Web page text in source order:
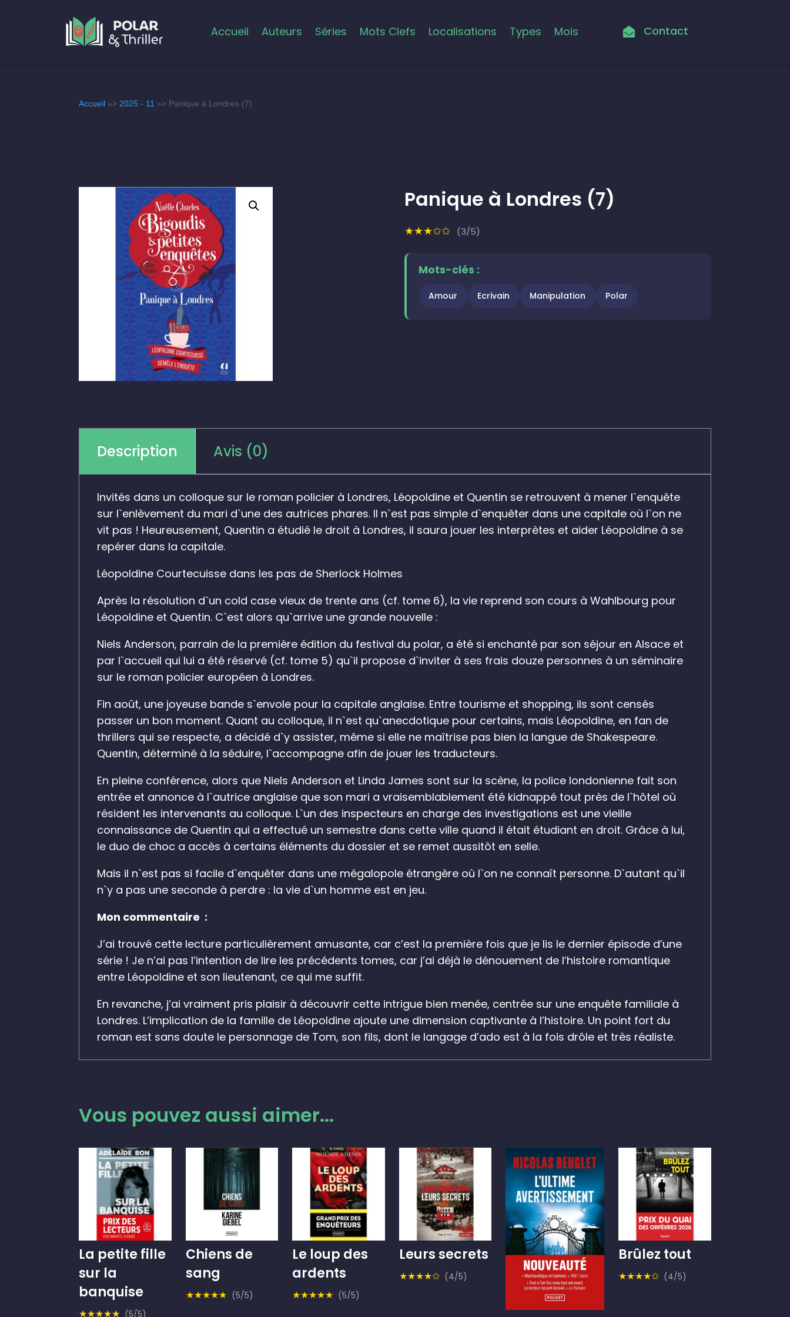
Accueil Auteurs Séries Mots Clefs Localisations Types Mois  Contact
Accueil »> 2025 - 11 »> Panique à Londres (7)
Panique à Londres (7)
★★★✩✩ (3/5)
Mots-clés :
Amour Ecrivain Manipulation Polar
Description Avis (0)
Invités dans un colloque sur le roman policier à Londres, Léopoldine et Quentin se retrouvent à mener l`enquête
sur l`enlèvement du mari d`une des autrices phares. Il n`est pas simple d`enquêter dans une capitale où l`on ne
vit pas ! Heureusement, Quentin a étudié le droit à Londres, il saura jouer les interprètes et aider Léopoldine à se
repérer dans la capitale.
Léopoldine Courtecuisse dans les pas de Sherlock Holmes
Après la résolution d`un cold case vieux de trente ans (cf. tome 6), la vie reprend son cours à Wahlbourg pour
Léopoldine et Quentin. C`est alors qu`arrive une grande nouvelle :
Niels Anderson, parrain de la première édition du festival du polar, a été si enchanté par son séjour en Alsace et
par l`accueil qui lui a été réservé (cf. tome 5) qu`il propose d`inviter à ses frais douze personnes à un séminaire
sur le roman policier européen à Londres.
Fin août, une joyeuse bande s`envole pour la capitale anglaise. Entre tourisme et shopping, ils sont censés
passer un bon moment. Quant au colloque, il n`est qu`anecdotique pour certains, mais Léopoldine, en fan de
thrillers qui se respecte, a décidé d`y assister, même si elle ne maîtrise pas bien la langue de Shakespeare.
Quentin, déterminé à la séduire, l`accompagne afin de jouer les traducteurs.
En pleine conférence, alors que Niels Anderson et Linda James sont sur la scène, la police londonienne fait son
entrée et annonce à l`autrice anglaise que son mari a vraisemblablement été kidnappé tout près de l`hôtel où
résident les intervenants au colloque. L`un des inspecteurs en charge des investigations est une vieille
connaissance de Quentin qui a effectué un semestre dans cette ville quand il était étudiant en droit. Grâce à lui,
le duo de choc a accès à certains éléments du dossier et se remet aussitôt en selle.
Mais il n`est pas si facile d`enquêter dans une mégalopole étrangère où l`on ne connaît personne. D`autant qu`il
n`y a pas une seconde à perdre : la vie d`un homme est en jeu.
Mon commentaire :
J’ai trouvé cette lecture particulièrement amusante, car c’est la première fois que je lis le dernier épisode d’une
série ! Je n’ai pas l’intention de lire les précédents tomes, car j’ai déjà le dénouement de l’histoire romantique
entre Léopoldine et son lieutenant, ce qui me suffit.
En revanche, j’ai vraiment pris plaisir à découvrir cette intrigue bien menée, centrée sur une enquête familiale à
Londres. L’implication de la famille de Léopoldine ajoute une dimension captivante à l’histoire. Un point fort du
roman est sans doute le personnage de Tom, son fils, dont le langage d’ado est à la fois drôle et très réaliste.
Vous pouvez aussi aimer...
La petite fille
sur la
banquise
★★★★★ (5/5)
Chiens de
sang
★★★★★ (5/5)
Le loup des
ardents
★★★★★ (5/5)
Leurs secrets
★★★★✩ (4/5)
Brûlez tout
★★★★✩ (4/5)